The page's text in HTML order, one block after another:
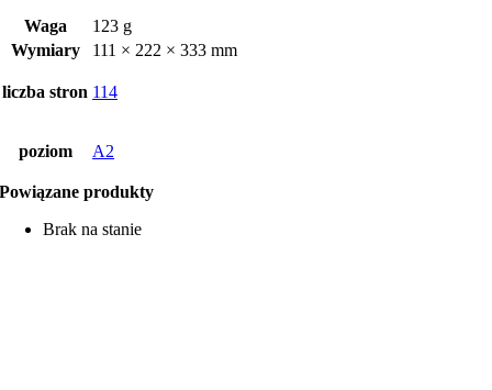
Waga
123 g
Wymiary
111 × 222 × 333 mm
liczba stron 114
poziom A2
Powiązane produkty
Brak na stanie